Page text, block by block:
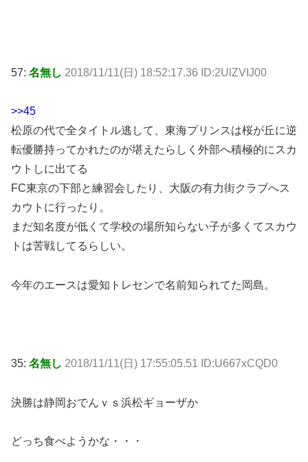
57: 名無し 2018/11/11(日) 18:52:17.36 ID:2UlZVIJ00
>>45
松原の代で全タイトル逃して、東海プリンスは桜が丘に逆
転優勝持ってかれたのが堪えたらしく外部へ積極的にスカ
ウトしに出てる
FC東京の下部と練習会したり、大阪の有力街クラブへス
カウトに行ったり。
まだ知名度が低くて学校の場所知らない子が多くてスカウ
トは苦戦してるらしい。
今年のエースは愛知トレセンで名前知られてた岡島。
35: 名無し 2018/11/11(日) 17:55:05.51 ID:U667xCQD0
決勝は静岡おでんｖｓ浜松ギョーザか
どっち食べようかな・・・